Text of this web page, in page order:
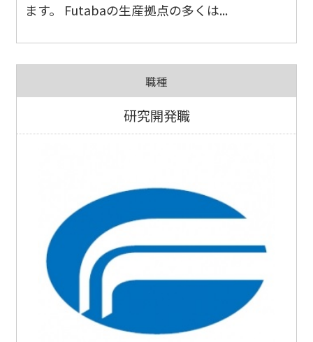
ます。 Futabaの生産拠点の多くは...
職種
研究開発職